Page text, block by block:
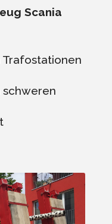
Scania
Trafostationen
schweren